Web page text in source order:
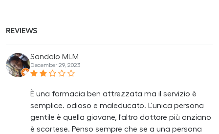
REVIEWS
Sandalo MLM
December 29, 2023
È una farmacia ben attrezzata ma il servizio è
semplice. odioso e maleducato. L'unica persona
gentile è quella giovane, l'altro dottore più anziano
è scortese. Penso sempre che se a una persona